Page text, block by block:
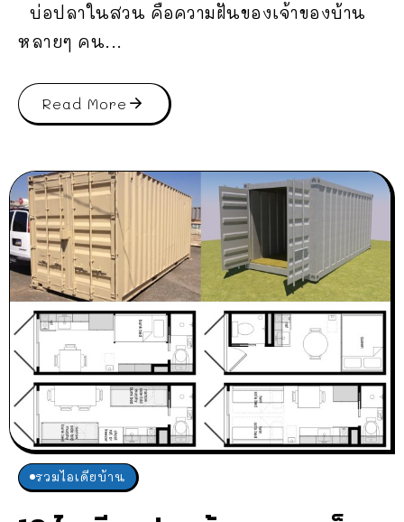
บ่อปลาในสวน คือความฝันของเจ้าของบ้าน
หลายๆ คน...
Read More
รวมไอเดียบ้าน